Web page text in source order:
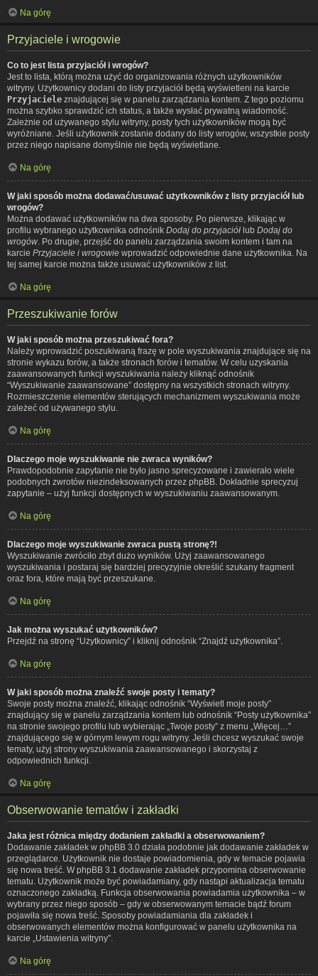
Na górę
Przyjaciele i wrogowie
Co to jest lista przyjaciół i wrogów?
Jest to lista, którą można użyć do organizowania różnych użytkowników
witryny. Użytkownicy dodani do listy przyjaciół będą wyświetleni na karcie
Przyjaciele znajdującej się w panelu zarządzania kontem. Z tego poziomu
można szybko sprawdzić ich status, a także wysłać prywatną wiadomość.
Zależnie od używanego stylu witryny, posty tych użytkowników mogą być
wyróżniane. Jeśli użytkownik zostanie dodany do listy wrogów, wszystkie posty
przez niego napisane domyślnie nie będą wyświetlane.
Na górę
W jaki sposób można dodawać/usuwać użytkowników z listy przyjaciół lub
wrogów?
Można dodawać użytkowników na dwa sposoby. Po pierwsze, klikając w
profilu wybranego użytkownika odnośnik Dodaj do przyjaciół lub Dodaj do
wrogów . Po drugie, przejść do panelu zarządzania swoim kontem i tam na
karcie Przyjaciele i wrogowie wprowadzić odpowiednie dane użytkownika. Na
tej samej karcie można także usuwać użytkowników z list.
Na górę
Przeszukiwanie forów
W jaki sposób można przeszukiwać fora?
Należy wprowadzić poszukiwaną frazę w pole wyszukiwania znajdujące się na
stronie wykazu forów, a także stronach forów i tematów. W celu uzyskania
zaawansowanych funkcji wyszukiwania należy kliknąć odnośnik
“Wyszukiwanie zaawansowane” dostępny na wszystkich stronach witryny.
Rozmieszczenie elementów sterujących mechanizmem wyszukiwania może
zależeć od używanego stylu.
Na górę
Dlaczego moje wyszukiwanie nie zwraca wyników?
Prawdopodobnie zapytanie nie było jasno sprecyzowane i zawierało wiele
podobnych zwrotów niezindeksowanych przez phpBB. Dokładnie sprecyzuj
zapytanie – użyj funkcji dostępnych w wyszukiwaniu zaawansowanym.
Na górę
Dlaczego moje wyszukiwanie zwraca pustą stronę?!
Wyszukiwanie zwróciło zbyt dużo wyników. Użyj zaawansowanego
wyszukiwania i postaraj się bardziej precyzyjnie określić szukany fragment
oraz fora, które mają być przeszukane.
Na górę
Jak można wyszukać użytkowników?
Przejdź na stronę “Użytkownicy” i kliknij odnośnik “Znajdź użytkownika”.
Na górę
W jaki sposób można znaleźć swoje posty i tematy?
Swoje posty można znaleźć, klikając odnośnik “Wyświetl moje posty”
znajdujący się w panelu zarządzania kontem lub odnośnik “Posty użytkownika”
na stronie swojego profilu lub wybierając „Twoje posty” z menu „Więcej…”
znajdującego się w górnym lewym rogu witryny. Jeśli chcesz wyszukać swoje
tematy, użyj strony wyszukiwania zaawansowanego i skorzystaj z
odpowiednich funkcji.
Na górę
Obserwowanie tematów i zakładki
Jaka jest różnica między dodaniem zakładki a obserwowaniem?
Dodawanie zakładek w phpBB 3.0 działa podobnie jak dodawanie zakładek w
przeglądarce. Użytkownik nie dostaje powiadomienia, gdy w temacie pojawia
się nowa treść. W phpBB 3.1 dodawanie zakładek przypomina obserwowanie
tematu. Użytkownik może być powiadamiany, gdy nastąpi aktualizacja tematu
oznaczonego zakładką. Funkcja obserwowania powiadamia użytkownika – w
wybrany przez niego sposób – gdy w obserwowanym temacie bądź forum
pojawiła się nowa treść. Sposoby powiadamiania dla zakładek i
obserwowanych elementów można konfigurować w panelu użytkownika na
karcie „Ustawienia witryny”.
Na górę